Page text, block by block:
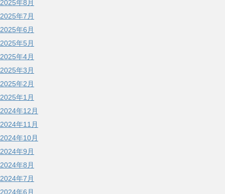
2025年8月
2025年7月
2025年6月
2025年5月
2025年4月
2025年3月
2025年2月
2025年1月
2024年12月
2024年11月
2024年10月
2024年9月
2024年8月
2024年7月
2024年6月